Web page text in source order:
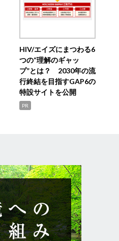
HIV/エイズにまつわる6
つの“理解のギャッ
プ”とは？ 2030年の流
行終結を目指すGAP6の
特設サイトを公開
PR